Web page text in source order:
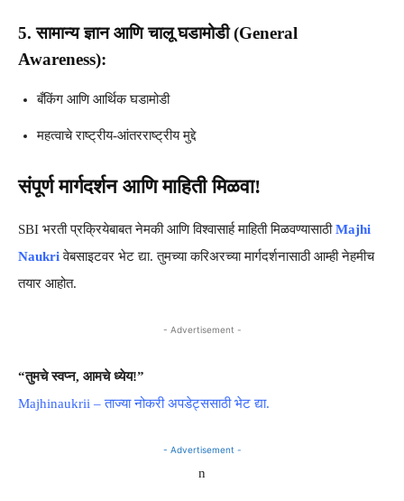
5. सामान्य ज्ञान आणि चालू घडामोडी (General
Awareness):
बँकिंग आणि आर्थिक घडामोडी
महत्वाचे राष्ट्रीय-आंतरराष्ट्रीय मुद्दे
संपूर्ण मार्गदर्शन आणि माहिती मिळवा!
SBI भरती प्रक्रियेबाबत नेमकी आणि विश्वासार्ह माहिती मिळवण्यासाठीMajhi
Naukriवेबसाइटवर भेट द्या. तुमच्या करिअरच्या मार्गदर्शनासाठी आम्ही नेहमीच
तयार आहोत.
- Advertisement -
“तुमचे स्वप्न, आमचे ध्येय!”
Majhinaukrii – ताज्या नोकरी अपडेट्ससाठी भेट द्या.
- Advertisement -
n